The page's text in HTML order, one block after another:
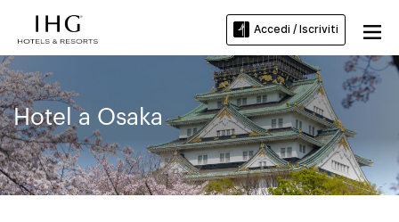
Accedi / Iscriviti
Hotel a Osaka